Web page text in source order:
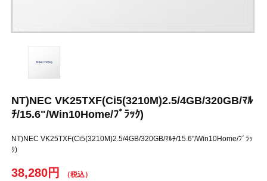
NT)NEC VK25TXF(Ci5(3210M)2.5/4GB/320GB/ﾏﾙ
ﾁ/15.6"/Win10Home/ﾌﾞﾗｯｸ)
NT)NEC VK25TXF(Ci5(3210M)2.5/4GB/320GB/ﾏﾙﾁ/15.6"/Win10Home/ﾌﾞﾗｯ
ｸ)
38,280円